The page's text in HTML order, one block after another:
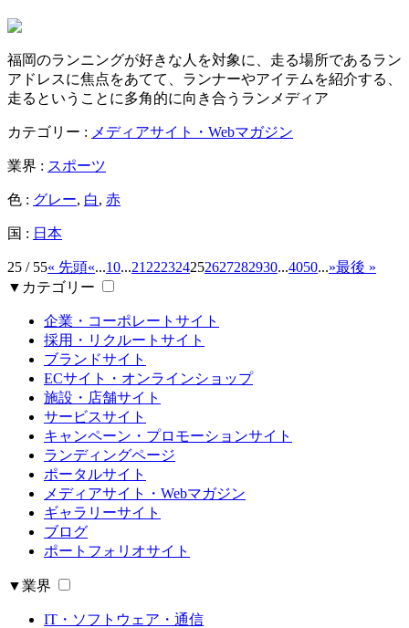
福岡のランニングが好きな人を対象に、走る場所であるラン
アドレスに焦点をあてて、ランナーやアイテムを紹介する、
走るということに多角的に向き合うランメディア
カテゴリー : メディアサイト・Webマガジン
業界 : スポーツ
色 : グレー, 白, 赤
国 : 日本
25 / 55« 先頭«...10...21 222324252627282930...4050...»最後 »
▼カテゴリー
企業・コーポレートサイト
採用・リクルートサイト
ブランドサイト
ECサイト・オンラインショップ
施設・店舗サイト
サービスサイト
キャンペーン・プロモーションサイト
ランディングページ
ポータルサイト
メディアサイト・Webマガジン
ギャラリーサイト
ブログ
ポートフォリオサイト
▼業界
IT・ソフトウェア・通信